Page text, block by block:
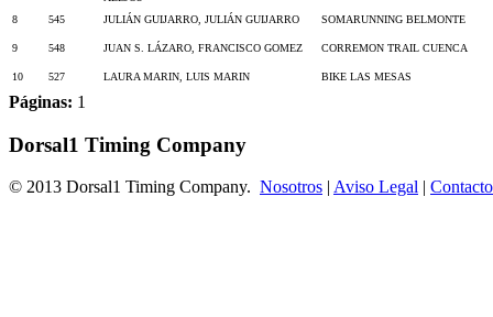
8 545 JULIÁN GUIJARRO, JULIÁN GUIJARRO SOMARUNNING BELMONTE
9 548 JUAN S. LÁZARO, FRANCISCO GOMEZ CORREMON TRAIL CUENCA
10 527 LAURA MARIN, LUIS MARIN BIKE LAS MESAS
Páginas: 1
Dorsal1 Timing Company
© 2013 Dorsal1 Timing Company. Nosotros | Aviso Legal | Contacto